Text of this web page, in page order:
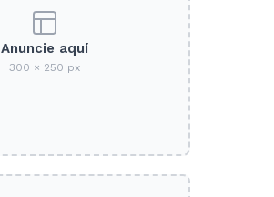
Anuncie aquí
300 × 250 px